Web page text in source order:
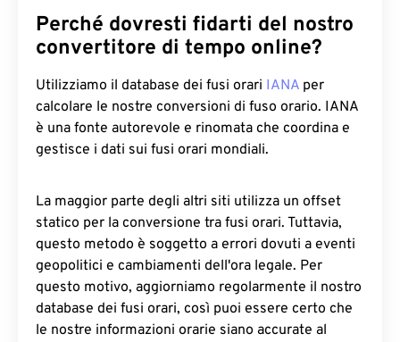
Perché dovresti fidarti del nostro
convertitore di tempo online?
Utilizziamo il database dei fusi orari IANA per
calcolare le nostre conversioni di fuso orario. IANA
è una fonte autorevole e rinomata che coordina e
gestisce i dati sui fusi orari mondiali.
La maggior parte degli altri siti utilizza un offset
statico per la conversione tra fusi orari. Tuttavia,
questo metodo è soggetto a errori dovuti a eventi
geopolitici e cambiamenti dell'ora legale. Per
questo motivo, aggiorniamo regolarmente il nostro
database dei fusi orari, così puoi essere certo che
le nostre informazioni orarie siano accurate al